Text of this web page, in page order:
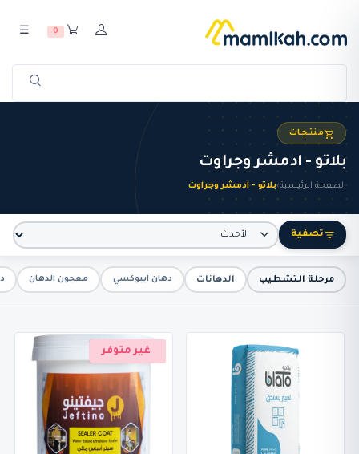
0
☰
منتجات
بلاتو - ادمشر وجراوت
الصفحة الرئيسية›بلاتو - ادمشر وجراوت
تصفية
مرحلة التشطيب الدهانات دهان ايبوكسي معجون الدهان
غير متوفر